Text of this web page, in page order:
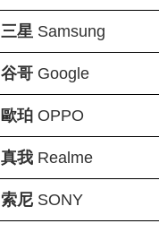
三星Samsung
谷哥Google
歐珀OPPO
真我Realme
索尼SONY